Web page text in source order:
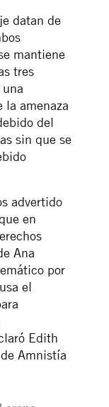
datan de
mantiene
tres
la amenaza
del
sin que se
advertido
en
Ana
por
el
Edith
Amnistía